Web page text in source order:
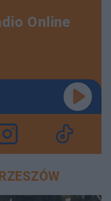
Online